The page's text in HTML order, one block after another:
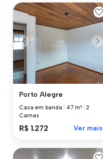
Porto Alegre
Casa em banda 47 m² |2
Camas
R$ 1.272 Ver mais